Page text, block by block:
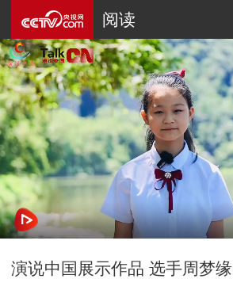
阅读
演说中国展示作品 选手周梦缘